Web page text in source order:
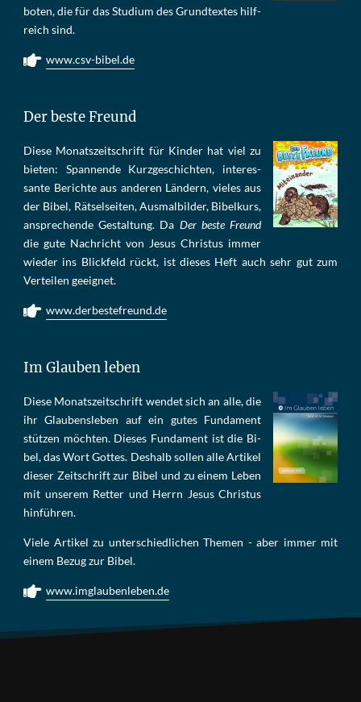
bo­ten, die für das Stu­di­um des Grund­tex­tes hilf­
reich sind.
www.csv-bibel.de
Der beste Freund
Die­se Mo­nats­zeit­schrift für Kin­der hat viel zu
bie­ten: Span­nen­de Kurz­ge­schich­ten, in­te­res­
san­te Be­rich­te aus an­de­ren Län­dern, vie­les aus
der Bi­bel, Rät­sel­sei­ten, Aus­mal­bil­der, Bi­bel­kurs,
an­sprech­ende Ge­stal­tung. Da Der beste Freund
die gu­te Nach­richt von Je­sus Chris­tus im­mer
wie­der ins Blick­feld rückt, ist die­ses Heft auch sehr gut zum
Ver­tei­len ge­eig­net.
www.derbestefreund.de
Im Glauben leben
Die­se Mo­nats­zeit­schrift wen­det sich an alle, die
ihr Glau­bens­le­ben auf ein gu­tes Fun­da­ment
stüt­zen möch­ten. Die­ses Fun­da­ment ist die Bi­
bel, das Wort Got­tes. Des­halb sol­len al­le Ar­ti­kel
die­ser Zeit­schrift zur Bi­bel und zu ei­nem Le­ben
mit un­se­rem Ret­ter und Herrn Je­sus Chris­tus
hin­füh­ren.
Viele Artikel zu unterschiedlichen Themen - aber immer mit
einem Bezug zur Bibel.
www.imglaubenleben.de